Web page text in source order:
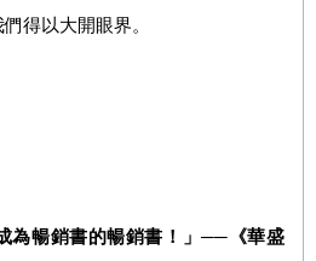
得以大開眼界。
為暢銷書的暢銷書！」──《華盛